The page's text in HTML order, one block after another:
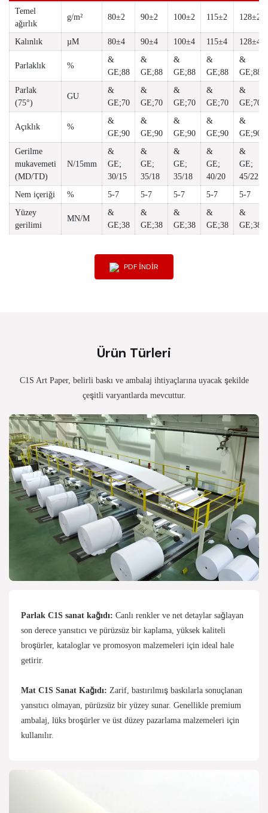
Temel
ağırlık
g/m² 80±2 90±2 100±2 115±2 128±2
Kalınlık µM 80±4 90±4 100±4 115±4 128±4
Parlaklık %
&
GE;88
&
GE;88
&
GE;88
&
GE;88
&
GE;88
Parlak
(75°)
GU
&
GE;70
&
GE;70
&
GE;70
&
GE;70
&
GE;70
Açıklık %
&
GE;90
&
GE;90
&
GE;90
&
GE;90
&
GE;90
Gerilme
mukavemeti
(MD/TD)
N/15mm
&
GE;
30/15
&
GE;
35/18
&
GE;
35/18
&
GE;
40/20
&
GE;
45/22
Nem içeriği
% 5-7 5-7 5-7 5-7
5-7
Yüzey
gerilimi
MN/M
&
GE;38
&
GE;38
&
GE;38
&
GE;38
&
GE;38
PDF INDIR
Ürün Türleri
C1S Art Paper, belirli baskı ve ambalaj ihtiyaçlarına uyacak şekilde
çeşitli varyantlarda mevcuttur.
Parlak C1S sanat kağıdı: Canlı renkler ve net detaylar sağlayan
son derece yansıtıcı ve pürüzsüz bir kaplama, yüksek kaliteli
broşürler, kataloglar ve promosyon malzemeleri için ideal hale
getirir.
Mat C1S Sanat Kağıdı: Zarif, bastırılmış baskılarla sonuçlanan
yansıtıcı olmayan, pürüzsüz bir yüzey sunar. Genellikle premium
ambalaj, lüks broşürler ve üst düzey pazarlama malzemeleri için
kullanılır.